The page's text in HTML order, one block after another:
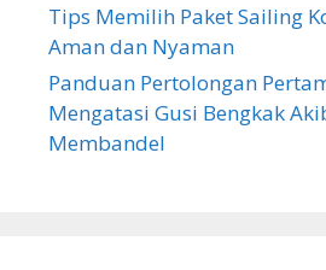
Tips Memilih Paket Sailing
Aman dan Nyaman
Panduan Pertolongan
Mengatasi Gusi Bengkak
Membandel